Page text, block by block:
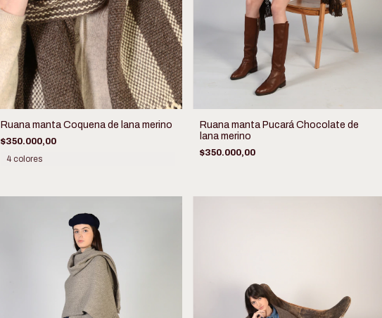
Ruana manta Coquena de lana merino
$350.000,00
4 colores
Ruana manta Pucará Chocolate de
lana merino
$350.000,00